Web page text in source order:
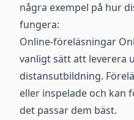
några exempel på hur
fungera:
Online-föreläsningar
vanligt sätt att leverera
distansutbildning.
eller inspelade och kan
det passar dem bäst.